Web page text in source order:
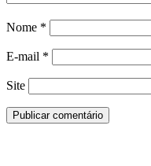
Nome *
E-mail *
Site